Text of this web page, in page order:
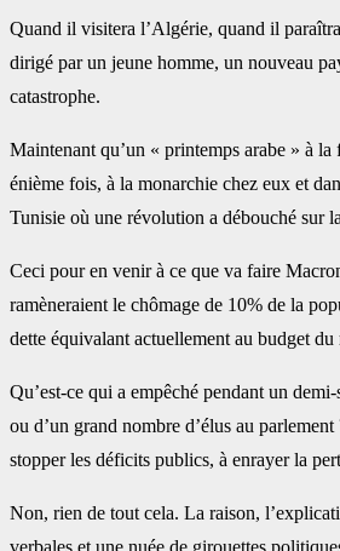
Quand il visitera l’Algérie, quand il
dirigé par un jeune homme, un nouveau
catastrophe.
Maintenant qu’un « printemps arabe » à
énième fois, à la monarchie chez eux et
Tunisie où une révolution a débouché sur
Ceci pour en venir à ce que va faire
ramèneraient le chômage de 10% de la
dette équivalant actuellement au budget
Qu’est-ce qui a empêché pendant un
ou d’un grand nombre d’élus au
stopper les déficits publics, à enrayer la
Non, rien de tout cela. La raison,
verbales et une nuée de girouettes